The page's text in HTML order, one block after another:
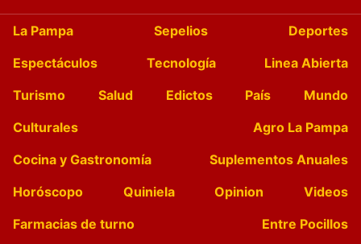
La Pampa Sepelios
Deportes
Espectáculos
Tecnología
Linea Abierta
Turismo
Salud Edictos País
Mundo
Culturales
Agro La Pampa
Cocina y Gastronomía
Suplementos Anuales
Horóscopo
Quiniela Opinion
Videos
Farmacias de turno
Entre Pocillos